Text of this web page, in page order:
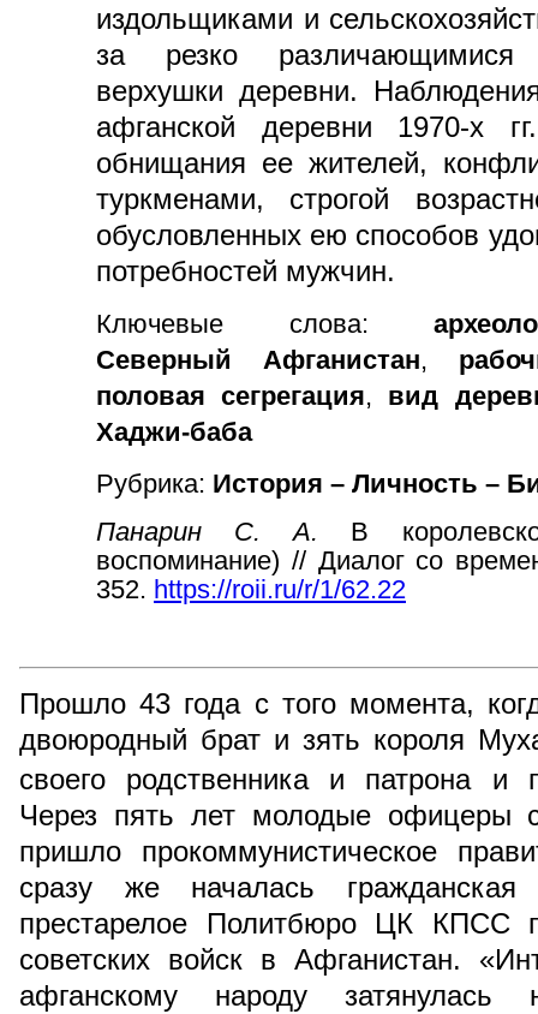
издольщиками и
за резко различающимися
верхушки деревни.
афганской деревни 1970-х
обнищания ее жителей,
туркменами, строгой
обусловленных ею способов
потребностей мужчин.
Ключевые слова:
Северный Афганистан,
половая сегрегация, вид
Хаджи-баба
Рубрика: История – Личность –
Панарин С. А. В
воспоминание) // Диалог со
352. https://roii.ru/r/1/62.22
Прошло 43 года с того момента,
двоюродный брат и зять короля
своего родственника и патрона и
Через пять лет молодые офицеры
пришло прокоммунистическое
сразу же началась
престарелое Политбюро ЦК КПСС
советских войск в Афганистан.
афганскому народу